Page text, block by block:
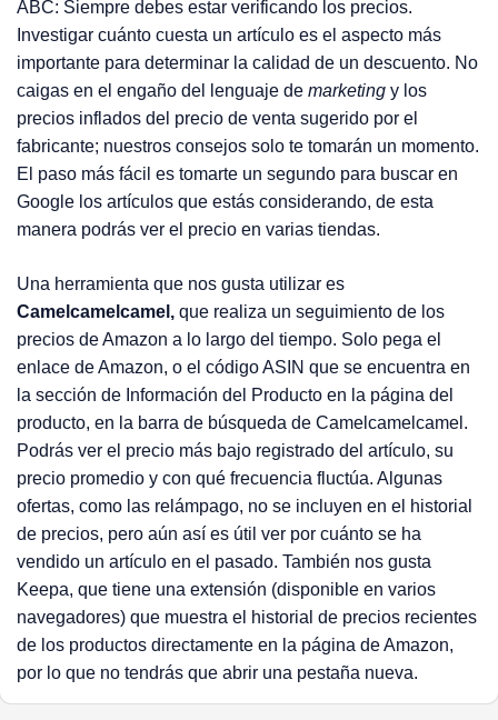
ABC: Siempre debes estar verificando los precios.
Investigar cuánto cuesta un artículo es el aspecto más
importante para determinar la calidad de un descuento. No
caigas en el engaño del lenguaje demarketing y los
precios inflados del precio de venta sugerido por el
fabricante; nuestros consejos solo te tomarán un momento.
El paso más fácil es tomarte un segundo para buscar en
Google los artículos que estás considerando, de esta
manera podrás ver el precio en varias tiendas.
Una herramienta que nos gusta utilizar es
Camelcamelcamel, que realiza un seguimiento de los
precios de Amazon a lo largo del tiempo. Solo pega el
enlace de Amazon, o el código ASIN que se encuentra en
la sección de Información del Producto en la página del
producto, en la barra de búsqueda de Camelcamelcamel.
Podrás ver el precio más bajo registrado del artículo, su
precio promedio y con qué frecuencia fluctúa. Algunas
ofertas, como las relámpago, no se incluyen en el historial
de precios, pero aún así es útil ver por cuánto se ha
vendido un artículo en el pasado. También nos gusta
Keepa, que tiene una extensión (disponible en varios
navegadores) que muestra el historial de precios recientes
de los productos directamente en la página de Amazon,
por lo que no tendrás que abrir una pestaña nueva.